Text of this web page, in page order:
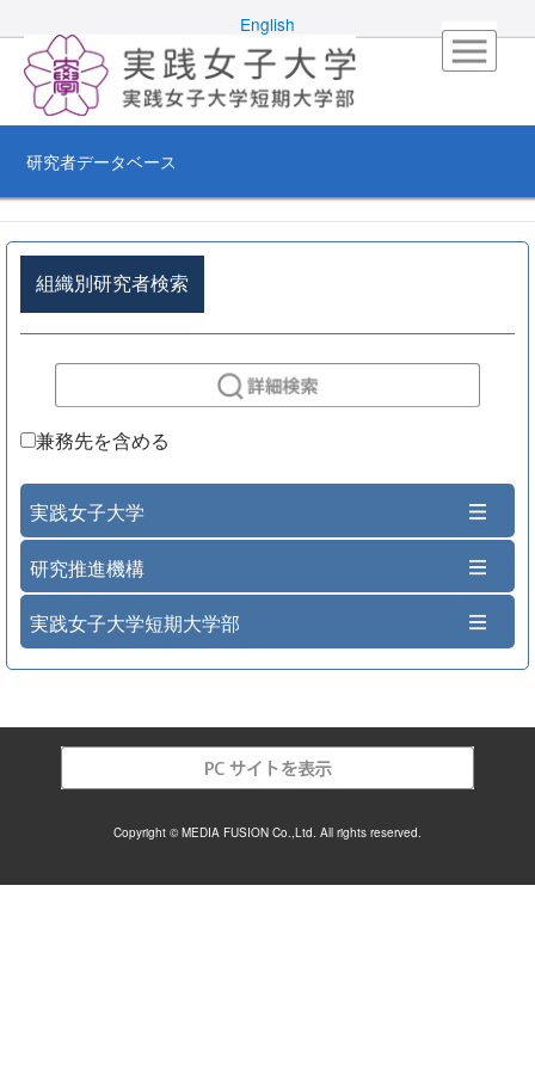
English
研究者データベース
組織別研究者検索
兼務先を含める
実践女子大学
研究推進機構
実践女子大学短期大学部
Copyright © MEDIA FUSION Co.,Ltd. All rights reserved.